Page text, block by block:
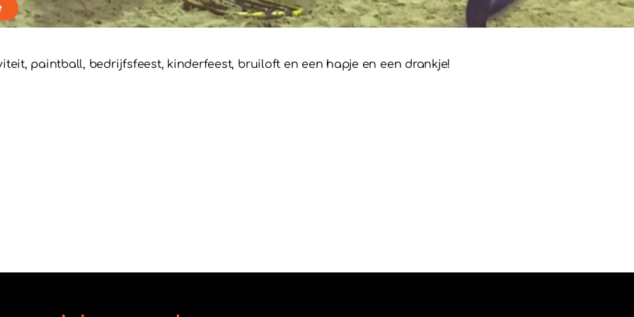
paintball, bedrijfsfeest, kinderfeest, bruiloft en een hapje en een drankje!